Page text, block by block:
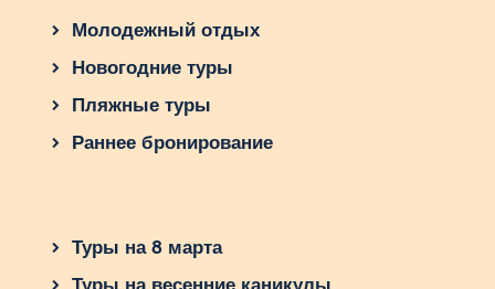
Молодежный отдых
Новогодние туры
Пляжные туры
Раннее бронирование
Туры на 8 марта